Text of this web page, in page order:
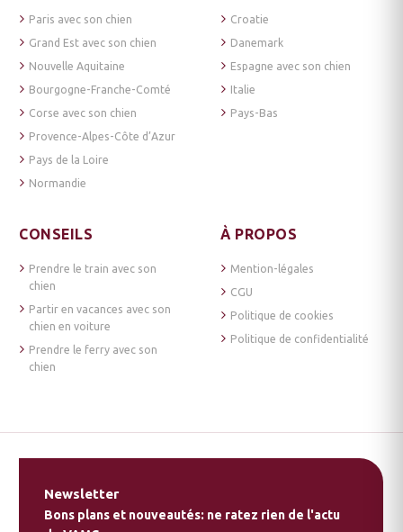
Paris avec son chien
Grand Est avec son chien
Nouvelle Aquitaine
Bourgogne-Franche-Comté
Corse avec son chien
Provence-Alpes-Côte d’Azur
Pays de la Loire
Normandie
Croatie
Danemark
Espagne avec son chien
Italie
Pays-Bas
CONSEILS
Prendre le train avec son
chien
Partir en vacances avec son
chien en voiture
Prendre le ferry avec son
chien
À PROPOS
Mention-légales
CGU
Politique de cookies
Politique de confidentialité
Newsletter
Bons plans et nouveautés: ne ratez rien de l'actu